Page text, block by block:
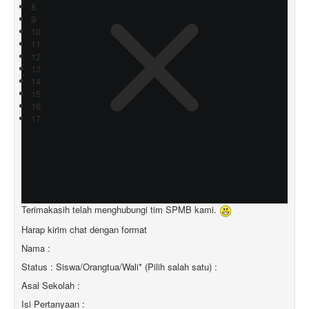
8
9
10
11
12
13
14
15
16
17
Terimakasih telah menghubungi tim SPMB kami.
Harap kirim chat dengan format
Nama :
Status : Siswa/Orangtua/Wali* (Pilih salah satu) :
Asal Sekolah :
Isi Pertanyaan :